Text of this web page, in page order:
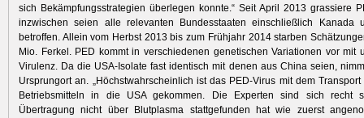
sich Bekämpfungsstrategien überlegen konnte.“ Seit April 2013 grassiere
inzwischen seien alle relevanten Bundesstaaten einschließlich Kanada
betroffen. Allein vom Herbst 2013 bis zum Frühjahr 2014 starben
Mio. Ferkel. PED kommt in verschiedenen genetischen Variationen vor mit
Virulenz. Da die USA-Isolate fast identisch mit denen aus China seien,
Ursprungort an. „Höchstwahrscheinlich ist das PED-Virus mit dem
Betriebsmitteln in die USA gekommen. Die Experten sind sich recht
Übertragung nicht über Blutplasma stattgefunden hat wie zuerst